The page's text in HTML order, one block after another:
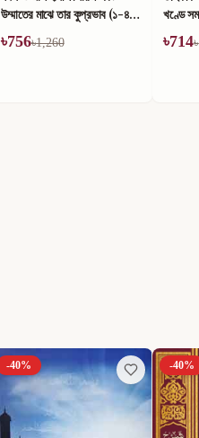
উম্মাতের মাঝে তার কুপ্রভাব (১-৪)
খণ্ড
৳756৳1,260
খণ্ডে
৳714৳
-40% -40%